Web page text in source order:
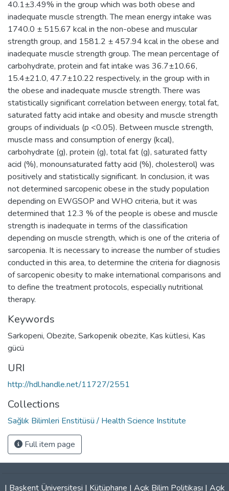
40.1±3.49% in the group which was both obese and
inadequate muscle strength. The mean energy intake was
1740.0 ± 515.67 kcal in the non-obese and muscular
strength group, and 1581.2 ± 457.94 kcal in the obese and
inadequate muscle strength group. The mean percentage of
carbohydrate, protein and fat intake was 36.7±10.66,
15.4±21.0, 47.7±10.22 respectively, in the group with in
the obese and inadequate muscle strength. There was
statistically significant correlation between energy, total fat,
saturated fatty acid intake and obesity and muscle strength
groups of individuals (p <0.05). Between muscle strength,
muscle mass and consumption of energy (kcal),
carbohydrate (g), protein (g), total fat (g), saturated fatty
acid (%), monounsaturated fatty acid (%), cholesterol) was
positively and statistically significant. In conclusion, it was
not determined sarcopenic obese in the study population
depending on EWGSOP and WHO criteria, but it was
determined that 12.3 % of the people is obese and muscle
strength is inadequate in terms of the classification
depending on muscle strength, which is one of the criteria of
sarcopenia. It is necessary to increase the number of studies
conducted in this area, to determine the criteria for diagnosis
of sarcopenic obesity to make international comparisons and
to define the treatment protocols, especially nutritional
therapy.
Keywords
Sarkopeni, Obezite, Sarkopenik obezite, Kas kütlesi, Kas
gücü
URI
http://hdl.handle.net/11727/2551
Collections
Sağlık Bilimleri Enstitüsü / Health Science Institute
Full item page
| Başkent Üniversitesi | Kütüphane | Açık Bilim Politikası | Açık